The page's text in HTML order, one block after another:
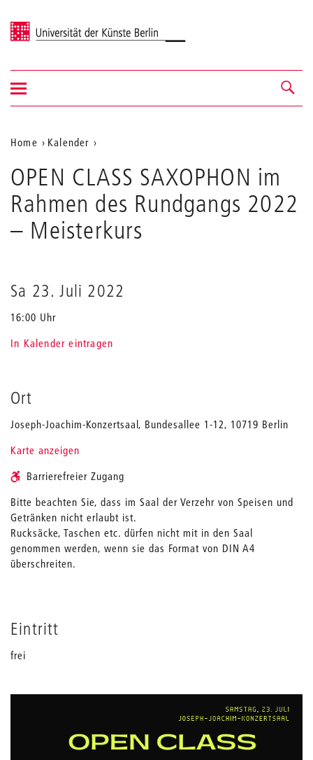
Universität der Künste Berlin
Navigation &
Suche
Navigation
ein-/ausblenden
Aktuelle
Position
auf
der
Webseite
Home
Kalender
CLASS
SAXOPHON
im
Rahmen
des
OPEN CLASS SAXOPHON im
Rahmen des Rundgangs 2022
– Meisterkurs
Sa 23. Juli 2022
16:00 Uhr
In Kalender eintragen
Ort
Joseph-Joachim-Konzertsaal, Bundesallee 1-12, 10719 Berlin
Karte anzeigen
Barrierefreier Zugang
Bitte beachten Sie, dass im Saal der Verzehr von Speisen und
Getränken nicht erlaubt ist.
Rucksäcke, Taschen etc. dürfen nicht mit in den Saal
genommen werden, wenn sie das Format von DIN A4
überschreiten.
Eintritt
frei